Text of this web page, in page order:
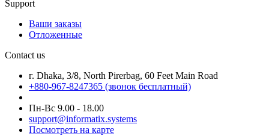
Support
Ваши заказы
Отложенные
Contact us
г. Dhaka, 3/8, North Pirerbag, 60 Feet Main Road
+880-967-8247365 (звонок бесплатный)
Пн-Вс 9.00 - 18.00
support@informatix.systems
Посмотреть на карте